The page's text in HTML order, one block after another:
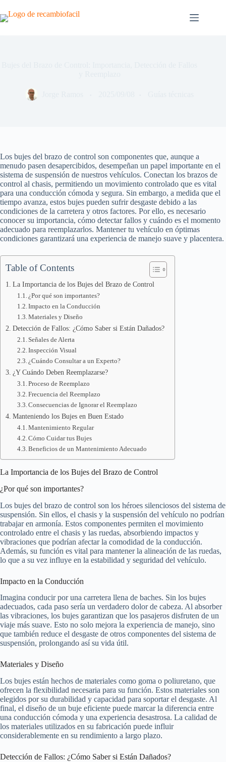
al
contenido
Los bujes del brazo de control son componentes que, aunque a
menudo pasen desapercibidos, desempeñan un papel importante en el
sistema de suspensión de nuestros vehículos. Conectan los brazos de
control al chasis, permitiendo un movimiento controlado que es vital
para una conducción cómoda y segura. Sin embargo, a medida que el
tiempo avanza, estos bujes pueden sufrir desgaste debido a las
condiciones de la carretera y otros factores. Por ello, es necesario
conocer su importancia, cómo detectar fallos y cuándo es el momento
adecuado para reemplazarlos. Mantener tu vehículo en óptimas
condiciones garantizará una experiencia de manejo suave y placentera.
Table of Contents
La Importancia de los Bujes del Brazo de Control
¿Por qué son importantes?
Impacto en la Conducción
Materiales y Diseño
Detección de Fallos: ¿Cómo Saber si Están Dañados?
Señales de Alerta
Inspección Visual
¿Cuándo Consultar a un Experto?
¿Y Cuándo Deben Reemplazarse?
Proceso de Reemplazo
Frecuencia del Reemplazo
Consecuencias de Ignorar el Reemplazo
Manteniendo los Bujes en Buen Estado
Mantenimiento Regular
Cómo Cuidar tus Bujes
Beneficios de un Mantenimiento Adecuado
La Importancia de los Bujes del Brazo de Control
¿Por qué son importantes?
Los bujes del brazo de control son los héroes silenciosos del sistema de
suspensión. Sin ellos, el chasis y la suspensión del vehículo no podrían
trabajar en armonía. Estos componentes permiten el movimiento
controlado entre el chasis y las ruedas, absorbiendo impactos y
vibraciones que podrían afectar la comodidad de la conducción.
Además, su función es vital para mantener la alineación de las ruedas,
lo que a su vez influye en la estabilidad y seguridad del vehículo.
Impacto en la Conducción
Imagina conducir por una carretera llena de baches. Sin los bujes
adecuados, cada paso sería un verdadero dolor de cabeza. Al absorber
las vibraciones, los bujes garantizan que los pasajeros disfruten de un
viaje más suave. Esto no solo mejora la experiencia de manejo, sino
que también reduce el desgaste de otros componentes del sistema de
suspensión, prolongando así su vida útil.
Materiales y Diseño
Los bujes están hechos de materiales como goma o poliuretano, que
ofrecen la flexibilidad necesaria para su función. Estos materiales son
elegidos por su durabilidad y capacidad para soportar el desgaste. Al
final, el diseño de un buje eficiente puede marcar la diferencia entre
una conducción cómoda y una experiencia desastrosa. La calidad de
los materiales utilizados en su fabricación puede influir
considerablemente en su rendimiento a largo plazo.
Detección de Fallos: ¿Cómo Saber si Están Dañados?